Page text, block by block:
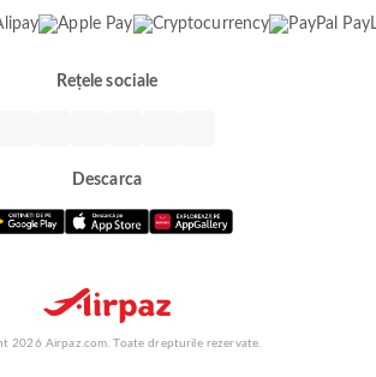
Rețele sociale
Descarca
2026 Airpaz.com. Toate drepturile rezervate.